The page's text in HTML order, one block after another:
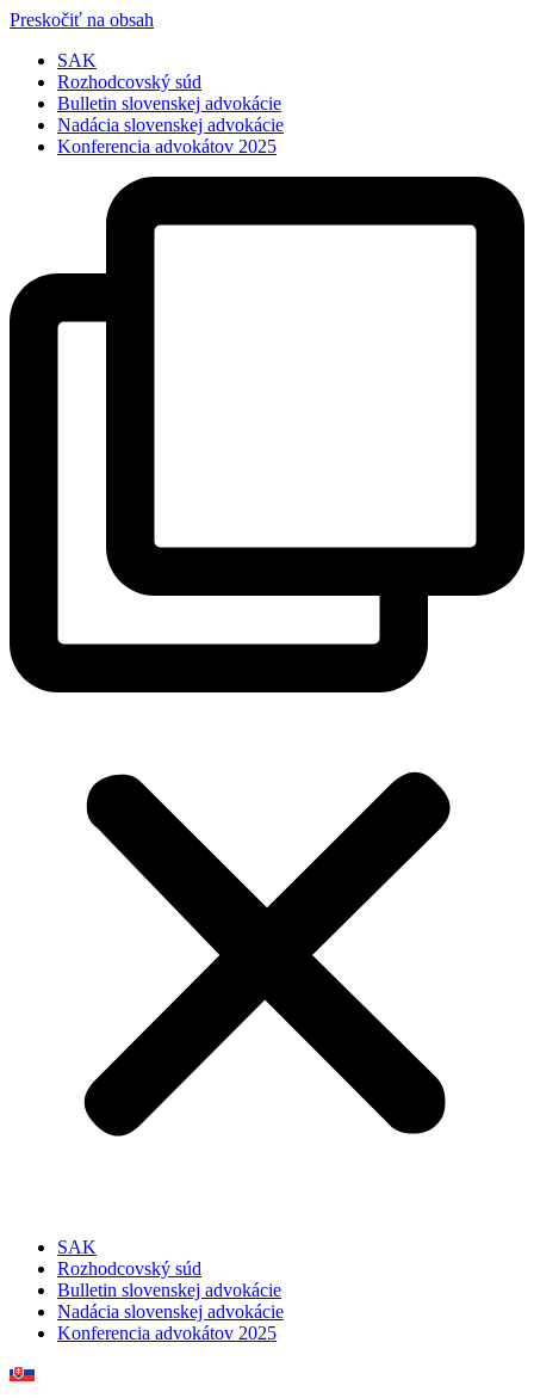
Preskočiť na obsah
SAK
Rozhodcovský súd
Bulletin slovenskej advokácie
Nadácia slovenskej advokácie
Konferencia advokátov 2025
SAK
Rozhodcovský súd
Bulletin slovenskej advokácie
Nadácia slovenskej advokácie
Konferencia advokátov 2025